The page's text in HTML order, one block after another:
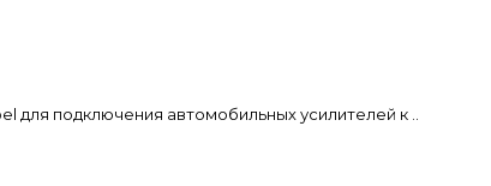
для подключения автомобильных усилителей к ..